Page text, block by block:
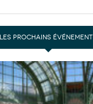
LES PROCHAINS